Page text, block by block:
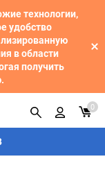
технологии,
удобство
в области
получить
0